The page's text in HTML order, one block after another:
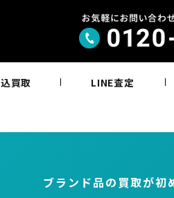
買取 LINE査定
ブランド品の買取が初